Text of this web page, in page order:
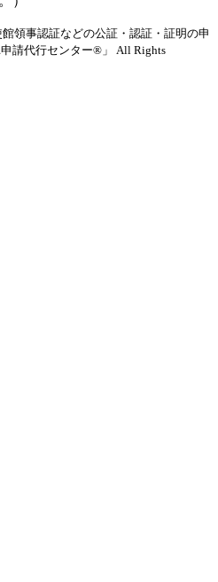
領事認証などの公証・認証・証明の申
請代行センター®」 All Rights